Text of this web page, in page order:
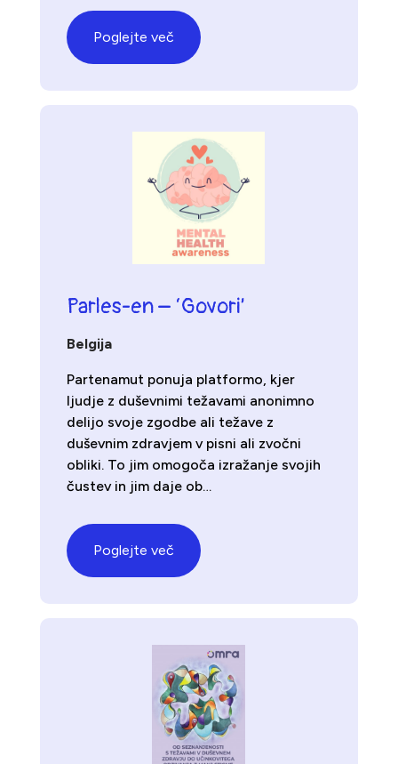
Poglejte več
Parles-en – ‘Govori’
Belgija
Partenamut ponuja platformo, kjer
ljudje z duševnimi težavami anonimno
delijo svoje zgodbe ali težave z
duševnim zdravjem v pisni ali zvočni
obliki. To jim omogoča izražanje svojih
čustev in jim daje ob…
Poglejte več